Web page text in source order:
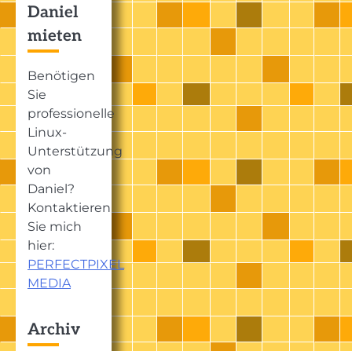
Daniel
mieten
Benötigen
Sie
professionelle
Linux-
Unterstützung
von
Daniel?
Kontaktieren
Sie mich
hier:
PERFECTPIXEL
MEDIA
Archiv